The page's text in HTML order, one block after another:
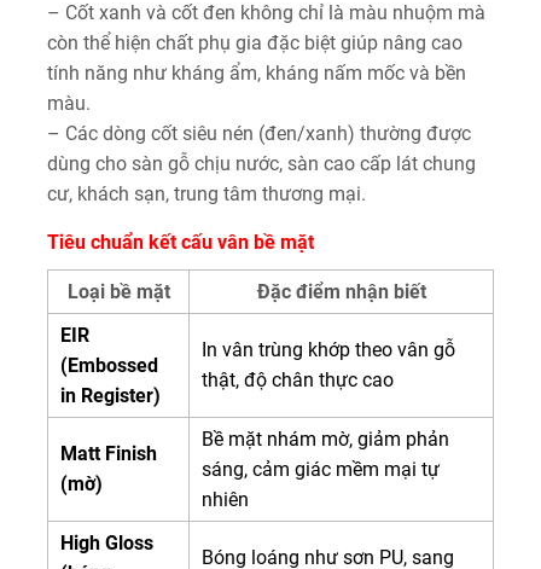
– Cốt xanh và cốt đen không chỉ là màu nhuộm mà
còn thể hiện chất phụ gia đặc biệt giúp nâng cao
tính năng như kháng ẩm, kháng nấm mốc và bền
màu.
– Các dòng cốt siêu nén (đen/xanh) thường được
dùng cho sàn gỗ chịu nước, sàn cao cấp lát chung
cư, khách sạn, trung tâm thương mại.
Tiêu chuẩn kết cấu vân bề mặt
Loại bề mặt
Đặc điểm nhận biết
EIR
(Embossed
in Register)
In vân trùng khớp theo vân gỗ
thật, độ chân thực cao
Matt Finish
(mờ)
Bề mặt nhám mờ, giảm phản
sáng, cảm giác mềm mại tự
nhiên
High Gloss
Bóng loáng như sơn PU, sang